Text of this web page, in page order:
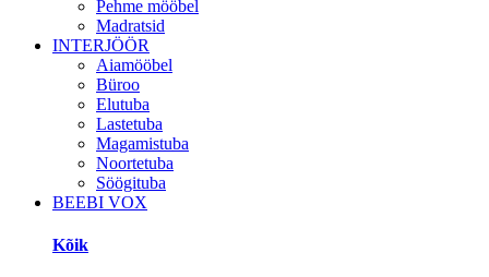
Pehme mööbel
Madratsid
INTERJÖÖR
Aiamööbel
Büroo
Elutuba
Lastetuba
Magamistuba
Noortetuba
Söögituba
BEEBI VOX
Kõik